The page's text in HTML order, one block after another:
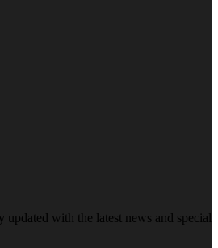
updated with the latest news and special